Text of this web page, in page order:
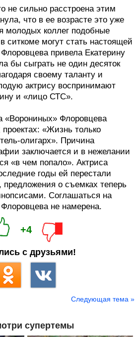
не сильно расстроена этим
что в ее возрасте это уже
молодых коллег подобные
ситкоме могут стать настоящей
привела Екатерину
бы сыграть не один десяток
своему таланту и
актрису воспринимают
и «лицо СТС».
«Ворониных» Флоровцева
«Жизнь только
олигарх». Причина
заключается и в нежелании
«в чем попало». Актриса
годы ей перестали
о съемках теперь
Соглашаться на
не намерена.
+4
с друзьями!
Следующая тема »
супертемы